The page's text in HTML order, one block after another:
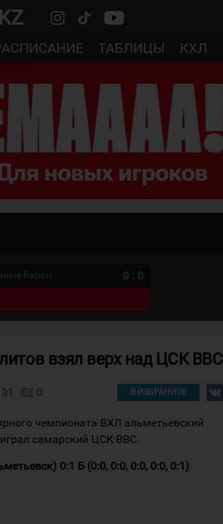
ТАБЛИЦЫ КХЛ
Барсы 0 : 0
взял верх над ЦСК ВВС
31 0 В ИЗБРАННОЕ
чемпионата ВХЛ альметьевский
самарский ЦСК ВВС.
0:1 Б (0:0, 0:0, 0:0, 0:0, 0:1)